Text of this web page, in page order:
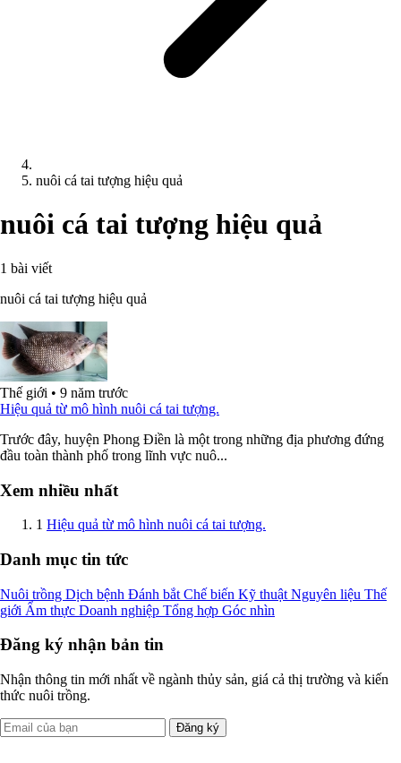
nuôi cá tai tượng hiệu quả
nuôi cá tai tượng hiệu quả
1 bài viết
nuôi cá tai tượng hiệu quả
Thế giới • 9 năm trước
Hiệu quả từ mô hình nuôi cá tai tượng.
Trước đây, huyện Phong Điền là một trong những địa phương đứng
đầu toàn thành phố trong lĩnh vực nuô...
Xem nhiều nhất
1 Hiệu quả từ mô hình nuôi cá tai tượng.
Danh mục tin tức
Nuôi trồng Dịch bệnh Đánh bắt Chế biến Kỹ thuật Nguyên liệu Thế
giới Ẩm thực Doanh nghiệp Tổng hợp Góc nhìn
Đăng ký nhận bản tin
Nhận thông tin mới nhất về ngành thủy sản, giá cả thị trường và kiến
thức nuôi trồng.
Đăng ký